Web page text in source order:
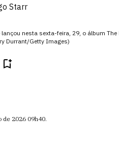
Starr
lançou nesta sexta-feira, 29, o álbum
Durrant/Getty Images)
de 2026 09h40.